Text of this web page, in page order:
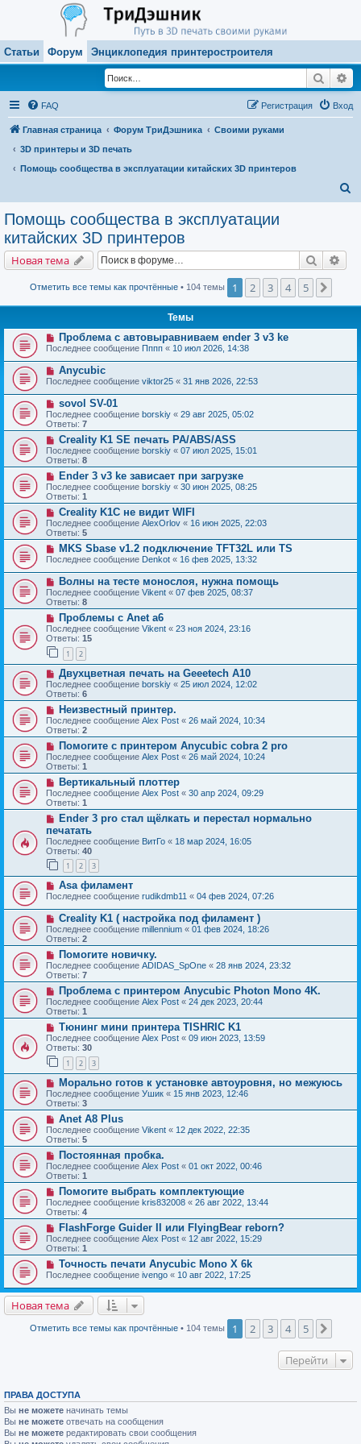
Статьи Форум Энциклопедия принтеростроителя
Поиск
FAQ Вход
Регистрация
Главная страница Форум ТриДэшника
Своими руками
3D принтеры и 3D печать
Помощь сообщества в эксплуатации китайских 3D принтеров
Помощь сообщества в эксплуатации
китайских 3D принтеров
Новая тема Поиск
Отметить все темы как прочтённые• 104 темы 1 2 3 4 5
Темы
Проблема с автовыравниваем ender 3 v3 ke
Последнее сообщение Пппп « 10 июл 2026, 14:38
Anycubic
Последнее сообщение viktor25 « 31 янв 2026, 22:53
sovol SV-01
Последнее сообщение borskiy « 29 авг 2025, 05:02
Ответы: 7
Creality K1 SE печать PA/ABS/ASS
Последнее сообщение borskiy « 07 июл 2025, 15:01
Ответы: 8
Ender 3 v3 ke зависает при загрузке
Последнее сообщение borskiy « 30 июн 2025, 08:25
Ответы: 1
Creality K1C не видит WIFI
Последнее сообщение AlexOrlov « 16 июн 2025, 22:03
Ответы: 5
MKS Sbase v1.2 подключение TFT32L или TS
Последнее сообщение Denkot « 16 фев 2025, 13:32
Волны на тесте монослоя, нужна помощь
Последнее сообщение Vikent « 07 фев 2025, 08:37
Ответы: 8
Проблемы с Anet a6
Последнее сообщение Vikent « 23 ноя 2024, 23:16
Ответы: 15
1 2
Двухцветная печать на Geeetech А10
Последнее сообщение borskiy « 25 июл 2024, 12:02
Ответы: 6
Неизвестный принтер.
Последнее сообщение Alex Post « 26 май 2024, 10:34
Ответы: 2
Помогите с принтером Anycubic cobra 2 pro
Последнее сообщение Alex Post « 26 май 2024, 10:24
Ответы: 1
Вертикальный плоттер
Последнее сообщение Alex Post « 30 апр 2024, 09:29
Ответы: 1
Ender 3 pro стал щëлкать и перестал нормально
печатать
Последнее сообщение ВитГо « 18 мар 2024, 16:05
Ответы: 40
1 2 3
Asa филамент
Последнее сообщение rudikdmb11 « 04 фев 2024, 07:26
Creality K1 ( настройка под филамент )
Последнее сообщение millennium « 01 фев 2024, 18:26
Ответы: 2
Помогите новичку.
Последнее сообщение ADIDAS_SpOne « 28 янв 2024, 23:32
Ответы: 7
Проблема с принтером Anycubic Photon Mono 4K.
Последнее сообщение Alex Post « 24 дек 2023, 20:44
Ответы: 1
Тюнинг мини принтера TISHRIC K1
Последнее сообщение Alex Post « 09 июн 2023, 13:59
Ответы: 30
1 2 3
Морально готов к установке автоуровня, но межуюсь
Последнее сообщение Ушик « 15 янв 2023, 12:46
Ответы: 3
Anet A8 Plus
Последнее сообщение Vikent « 12 дек 2022, 22:35
Ответы: 5
Постоянная пробка.
Последнее сообщение Alex Post « 01 окт 2022, 00:46
Ответы: 1
Помогите выбрать комплектующие
Последнее сообщение kris832008 « 26 авг 2022, 13:44
Ответы: 4
FlashForge Guider II или FlyingBear reborn?
Последнее сообщение Alex Post « 12 авг 2022, 15:29
Ответы: 1
Точность печати Anycubic Mono X 6k
Последнее сообщение ivengo « 10 авг 2022, 17:25
Новая тема
Отметить все темы как прочтённые• 104 темы 1 2 3 4 5
Перейти
ПРАВА ДОСТУПА
Вы не можете начинать темы
Вы не можете отвечать на сообщения
Вы не можете редактировать свои сообщения